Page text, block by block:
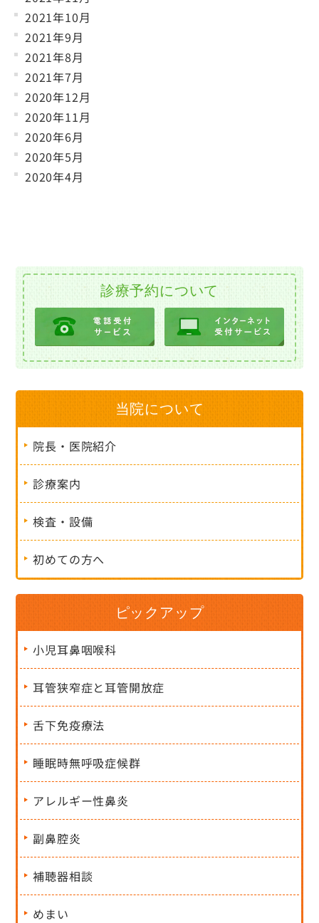
2021年10月
2021年9月
2021年8月
2021年7月
2020年12月
2020年11月
2020年6月
2020年5月
2020年4月
診療予約について
当院について
院長・医院紹介
診療案内
検査・設備
初めての方へ
ピックアップ
小児耳鼻咽喉科
耳管狭窄症と耳管開放症
舌下免疫療法
睡眠時無呼吸症候群
アレルギー性鼻炎
副鼻腔炎
補聴器相談
めまい